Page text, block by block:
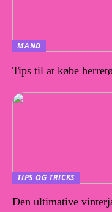
MAND
Tips til at købe
TIPS OG TRICKS
Den ultimative